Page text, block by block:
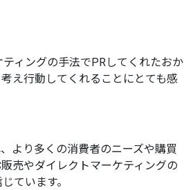
ィングの手法でPRしてくれたおか
え行動してくれることにとても感
より多くの消費者のニーズや購買
売やダイレクトマーケティングの
ています。